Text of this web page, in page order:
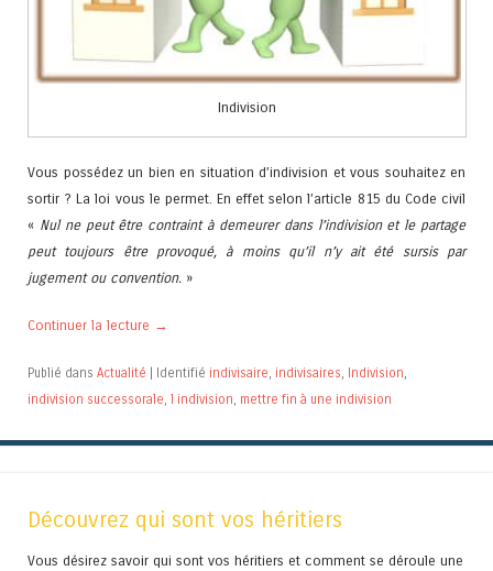
Indivision
Vous possédez un bien en situation d’indivision et vous souhaitez en
sortir ? La loi vous le permet. En effet selon l’article 815 du Code civil
« Nul ne peut être contraint à demeurer dans l’indivision et le partage
peut toujours être provoqué, à moins qu’il n’y ait été sursis par
jugement ou convention. »
Continuer la lecture →
Publié dans Actualité Identifié indivisaire, indivisaires, Indivision,
indivision successorale, l indivision, mettre fin à une indivision
Découvrez qui sont vos héritiers
Vous désirez savoir qui sont vos héritiers et comment se déroule une